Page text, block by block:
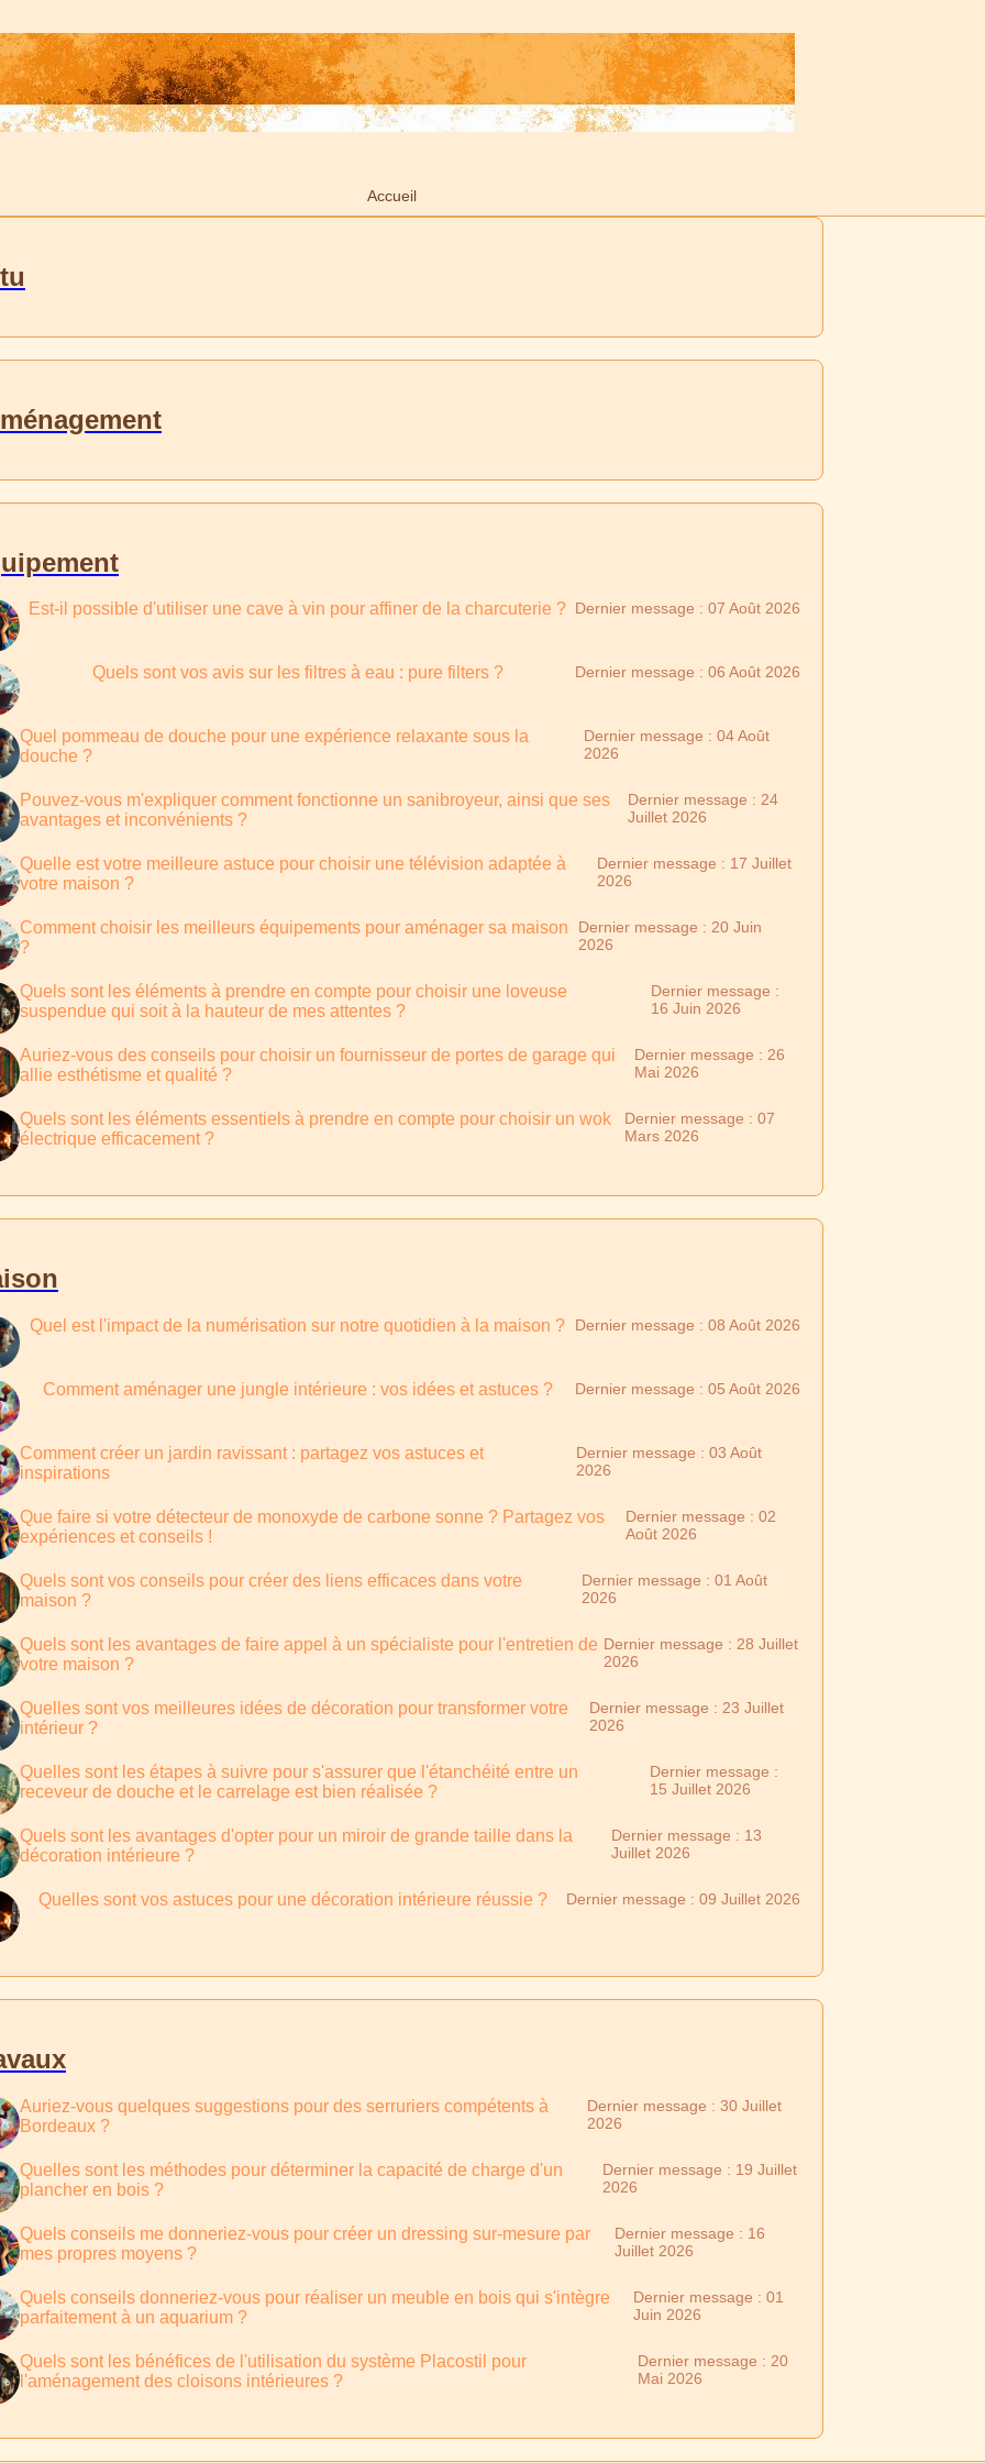
Accueil
Est-il possible d'utiliser une cave à vin pour affiner de la charcuterie ? Dernier message : 07 Août 2026
Quels sont vos avis sur les filtres à eau : pure filters ? Dernier message : 06 Août 2026
Quel pommeau de douche pour une expérience relaxante sous la
douche ?
Dernier message : 04 Août
2026
Pouvez-vous m'expliquer comment fonctionne un sanibroyeur, ainsi que ses
avantages et inconvénients ?
Dernier message : 24
Juillet 2026
Quelle est votre meilleure astuce pour choisir une télévision adaptée à
votre maison ?
Dernier message : 17 Juillet
2026
Comment choisir les meilleurs équipements pour aménager sa maison
?
Dernier message : 20 Juin
2026
Quels sont les éléments à prendre en compte pour choisir une loveuse
suspendue qui soit à la hauteur de mes attentes ?
Dernier message :
16 Juin 2026
Auriez-vous des conseils pour choisir un fournisseur de portes de garage qui
allie esthétisme et qualité ?
Dernier message : 26
Mai 2026
Quels sont les éléments essentiels à prendre en compte pour choisir un wok
électrique efficacement ?
Dernier message : 07
Mars 2026
Quel est l'impact de la numérisation sur notre quotidien à la maison ? Dernier message : 08 Août 2026
Comment aménager une jungle intérieure : vos idées et astuces ? Dernier message : 05 Août 2026
Comment créer un jardin ravissant : partagez vos astuces et
inspirations
Dernier message : 03 Août
2026
Que faire si votre détecteur de monoxyde de carbone sonne ? Partagez vos
expériences et conseils !
Dernier message : 02
Août 2026
Quels sont vos conseils pour créer des liens efficaces dans votre
maison ?
Dernier message : 01 Août
2026
Quels sont les avantages de faire appel à un spécialiste pour l'entretien de
votre maison ?
Dernier message : 28 Juillet
2026
Quelles sont vos meilleures idées de décoration pour transformer votre
intérieur ?
Dernier message : 23 Juillet
2026
Quelles sont les étapes à suivre pour s'assurer que l'étanchéité entre un
receveur de douche et le carrelage est bien réalisée ?
Dernier message :
15 Juillet 2026
Quels sont les avantages d'opter pour un miroir de grande taille dans la
décoration intérieure ?
Dernier message : 13
Juillet 2026
Quelles sont vos astuces pour une décoration intérieure réussie ? Dernier message : 09 Juillet 2026
Auriez-vous quelques suggestions pour des serruriers compétents à
Bordeaux ?
Dernier message : 30 Juillet
2026
Quelles sont les méthodes pour déterminer la capacité de charge d'un
plancher en bois ?
Dernier message : 19 Juillet
2026
Quels conseils me donneriez-vous pour créer un dressing sur-mesure par
mes propres moyens ?
Dernier message : 16
Juillet 2026
Quels conseils donneriez-vous pour réaliser un meuble en bois qui s'intègre
parfaitement à un aquarium ?
Dernier message : 01
Juin 2026
Quels sont les bénéfices de l'utilisation du système Placostil pour
l'aménagement des cloisons intérieures ?
Dernier message : 20
Mai 2026